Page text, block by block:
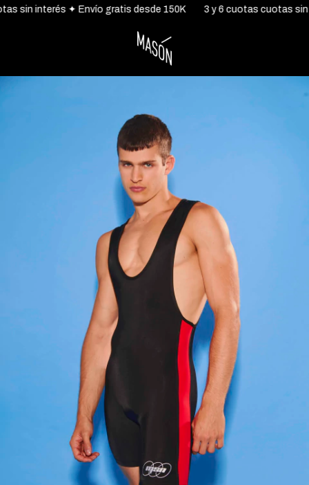
sin interés ✦ Envío gratis desde 150K 3 y 6 cuotas cuotas sin